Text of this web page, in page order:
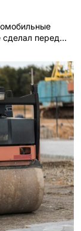
сделал перед…